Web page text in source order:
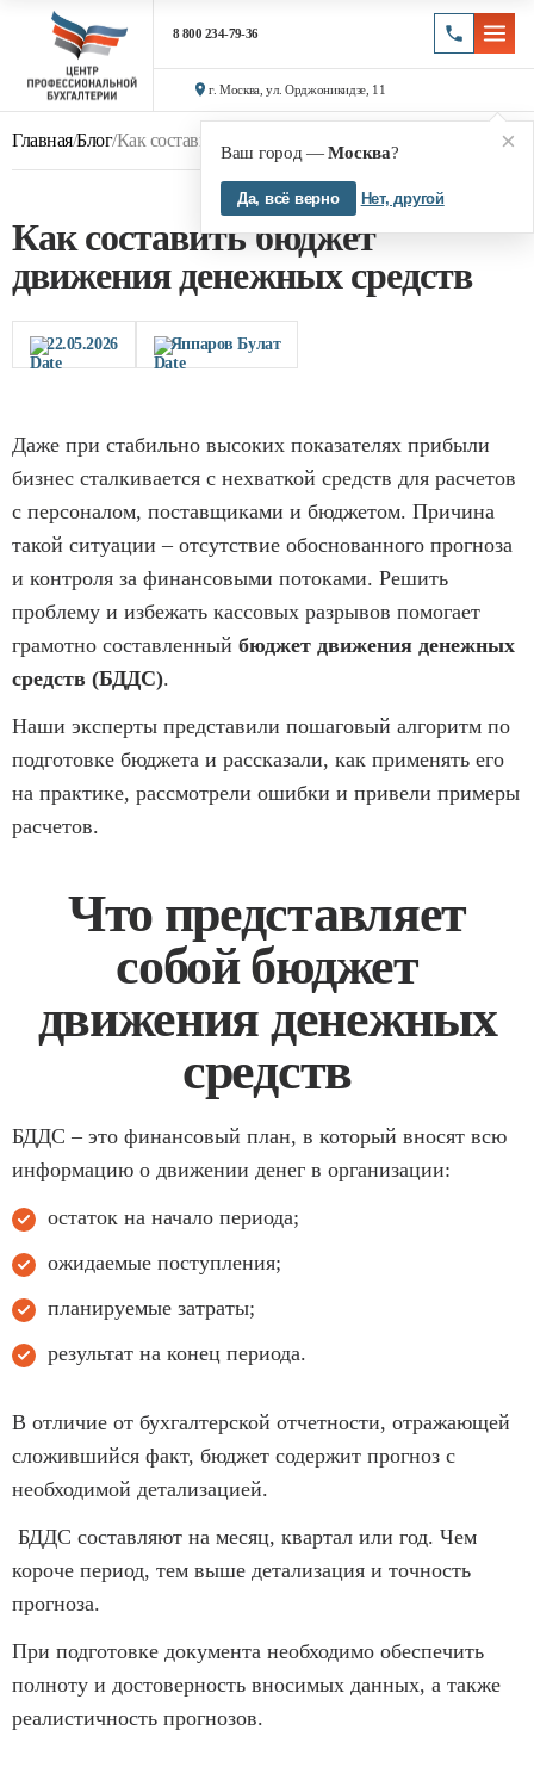
8 800 234-79-36
г. Москва, ул. Орджоникидзе, 11
×
Ваш город —Москва?
Да, всё верно Нет, другой
Главная/Блог/Как составить бюджет движения денежных средств
Как составить бюджет
движения денежных средств
22.05.2026 Яппаров Булат
Даже при стабильно высоких показателях прибыли
бизнес сталкивается с нехваткой средств для расчетов
с персоналом, поставщиками и бюджетом. Причина
такой ситуации – отсутствие обоснованного прогноза
и контроля за финансовыми потоками. Решить
проблему и избежать кассовых разрывов помогает
грамотно составленный бюджет движения денежных
средств (БДДС).
Наши эксперты представили пошаговый алгоритм по
подготовке бюджета и рассказали, как применять его
на практике, рассмотрели ошибки и привели примеры
расчетов.
Что представляет
собой бюджет
движения денежных
средств
БДДС – это финансовый план, в который вносят всю
информацию о движении денег в организации:
остаток на начало периода;
ожидаемые поступления;
планируемые затраты;
результат на конец периода.
В отличие от бухгалтерской отчетности, отражающей
сложившийся факт, бюджет содержит прогноз с
необходимой детализацией.
БДДС составляют на месяц, квартал или год. Чем
короче период, тем выше детализация и точность
прогноза.
При подготовке документа необходимо обеспечить
полноту и достоверность вносимых данных, а также
реалистичность прогнозов.